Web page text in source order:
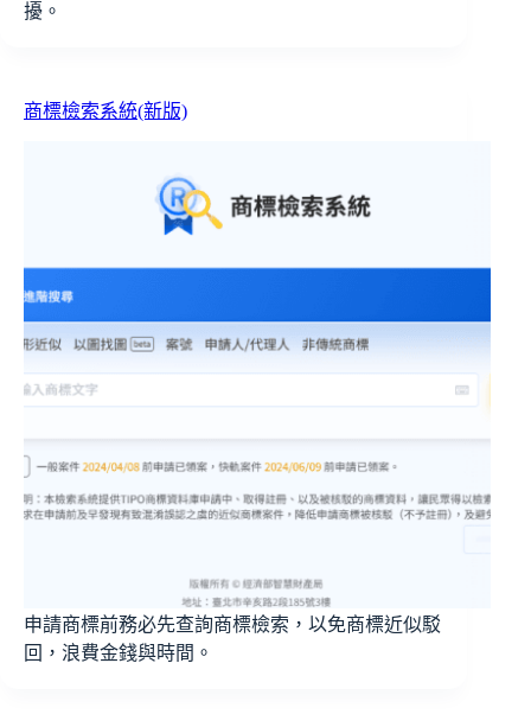
擾。
商標檢索系統(新版)
申請商標前務必先查詢商標檢索，以免商標近似駁
回，浪費金錢與時間。